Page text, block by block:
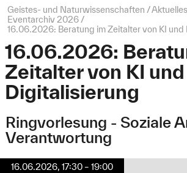
des
Menüs
Seitenpfad:
Geistes- und Naturwissenschaften
Aktuelles
Eventarchiv 2026
16.06.2026: Beratung im Zeitalter von KI und
16.06.2026:
Zeitalter von KI und
Digitalisierung
Ringvorlesung - Soziale
Verantwortung
16.06.2026, 17:30 – 19:00